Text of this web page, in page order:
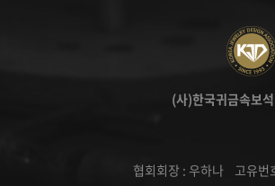
(사)한국귀금속보
협회회장 : 우하나 고유